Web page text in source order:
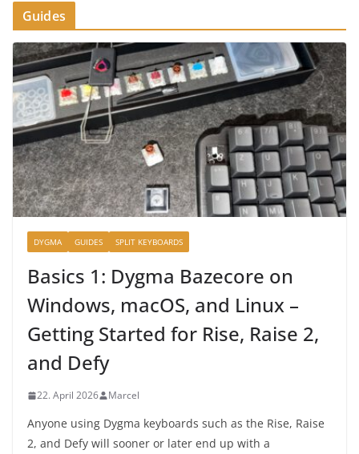
Guides
DYGMA GUIDES SPLIT KEYBOARDS
Basics 1: Dygma Bazecore on
Windows, macOS, and Linux –
Getting Started for Rise, Raise 2,
and Defy
22. April 2026 Marcel
Anyone using Dygma keyboards such as the Rise, Raise
2, and Defy will sooner or later end up with a